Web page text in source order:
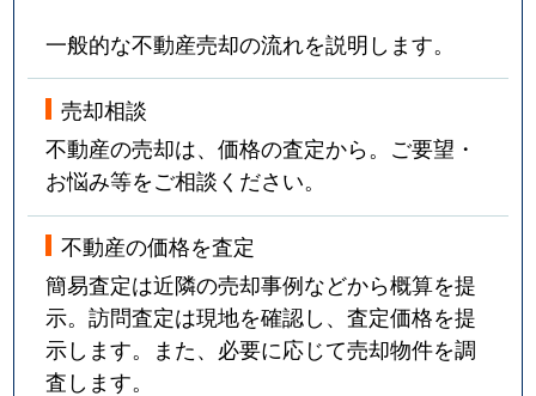
一般的な不動産売却の流れを説明します。
売却相談
不動産の売却は、価格の査定から。ご要望・
お悩み等をご相談ください。
不動産の価格を査定
簡易査定は近隣の売却事例などから概算を提
示。訪問査定は現地を確認し、査定価格を提
示します。また、必要に応じて売却物件を調
査します。